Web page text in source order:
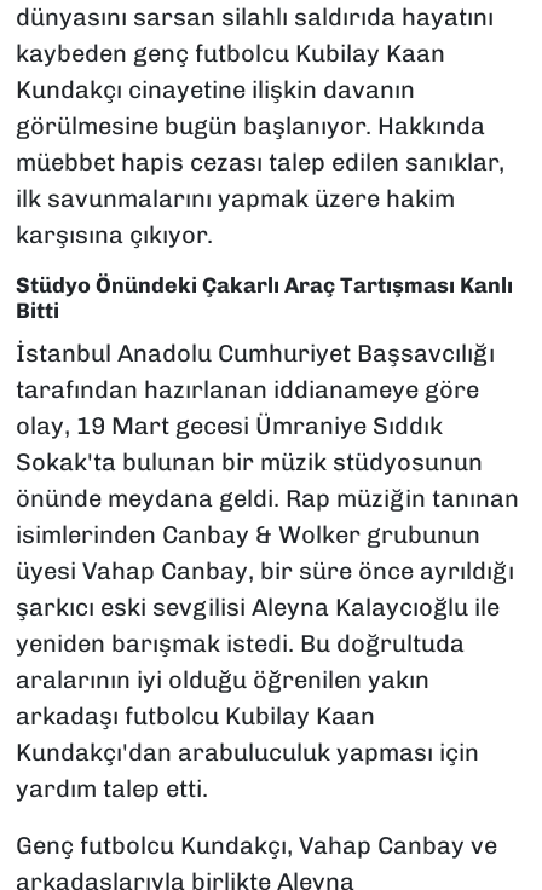
dünyasını sarsan silahlı saldırıda hayatını
kaybeden genç futbolcu Kubilay Kaan
Kundakçı cinayetine ilişkin davanın
görülmesine bugün başlanıyor. Hakkında
müebbet hapis cezası talep edilen sanıklar,
ilk savunmalarını yapmak üzere hakim
karşısına çıkıyor.
Stüdyo Önündeki Çakarlı Araç Tartışması Kanlı
Bitti
İstanbul Anadolu Cumhuriyet Başsavcılığı
tarafından hazırlanan iddianameye göre
olay, 19 Mart gecesi Ümraniye Sıddık
Sokak'ta bulunan bir müzik stüdyosunun
önünde meydana geldi. Rap müziğin tanınan
isimlerinden Canbay & Wolker grubunun
üyesi Vahap Canbay, bir süre önce ayrıldığı
şarkıcı eski sevgilisi Aleyna Kalaycıoğlu ile
yeniden barışmak istedi. Bu doğrultuda
aralarının iyi olduğu öğrenilen yakın
arkadaşı futbolcu Kubilay Kaan
Kundakçı'dan arabuluculuk yapması için
yardım talep etti.
Genç futbolcu Kundakçı, Vahap Canbay ve
arkadaşlarıyla birlikte Aleyna